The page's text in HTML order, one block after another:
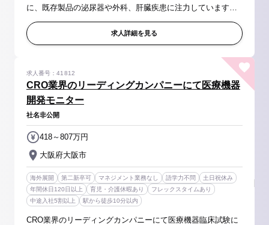
に、既存製品の泌尿器や外科、肝臓疾患に注力しています
が、新しい領域製品の導入予定があります。 【配属先メンバ
ー】 ・部門長（60代役...求人詳細を見る
CRO業界のリーディングカンパニーにて医療機器
開発モニター
求人番号：41812
社名非公開
大阪府大阪市
418～807万円
海外展開 第二新卒可 マネジメント業務なし 語学力不問
土日祝休み
年間休日120日以上
育児・介護休暇あり
フレックスタイムあり
中途入社5割以上
駅から徒歩10分以内
CRO業界のリーディングカンパニーにて医療機器臨床試験に